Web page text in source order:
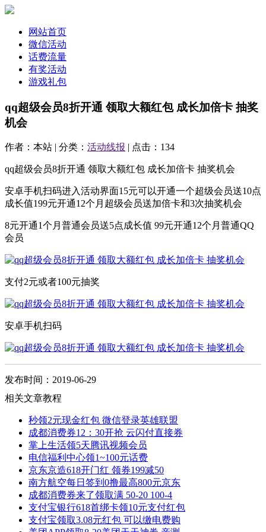
网站首页
微信活动
话费流量
有奖活动
游戏礼包
qq超级会员8折开通 领取大额红包 成长加倍卡 抽奖
机会
作者：本站 | 分类： 活动线报 | 点击：134
qq超级会员8折开通 领取大额红包 成长加倍卡 抽奖机会
安卓手机扫码进入活动界面15元可以开通一个超级会员送10点
成长值199元开通12个月超级会员送加倍卡和3次抽奖机会
8元开通1个月普通会员送5点成长值 99元开通12个月普通QQ
会员
支付2元或者100元抽奖
安卓手机扫码
发布时间：2019-06-29
相关文章教程
秒领2元现金红包 微信登录英雄联盟
成都消费券12：30开抢 云闪付直接券
掌上生活领5天腾讯视频会员
电信福利中心领1~100元话费
京东京造618开门红 领券199减50
南方航空每日签到0撸最高800元京东
成都消费券来了领取满 50-20 100-4
支付宝银行618首绑卡领10元支付红包
支付宝领取3.08元红包 可以缴电费购